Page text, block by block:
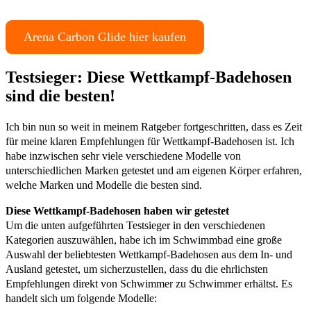
Arena Carbon Glide hier kaufen
Testsieger: Diese Wettkampf-Badehosen
sind die besten!
Ich bin nun so weit in meinem Ratgeber fortgeschritten, dass es Zeit
für meine klaren Empfehlungen für Wettkampf-Badehosen ist. Ich
habe inzwischen sehr viele verschiedene Modelle von
unterschiedlichen Marken getestet und am eigenen Körper erfahren,
welche Marken und Modelle die besten sind.
Diese Wettkampf-Badehosen haben wir getestet
Um die unten aufgeführten Testsieger in den verschiedenen
Kategorien auszuwählen, habe ich im Schwimmbad eine große
Auswahl der beliebtesten Wettkampf-Badehosen aus dem In- und
Ausland getestet, um sicherzustellen, dass du die ehrlichsten
Empfehlungen direkt von Schwimmer zu Schwimmer erhältst. Es
handelt sich um folgende Modelle: